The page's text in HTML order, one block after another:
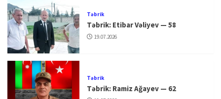
Təbrik
Təbrik: Etibar Vəliyev — 58
19.07.2026
Təbrik
Təbrik: Ramiz Ağayev — 62